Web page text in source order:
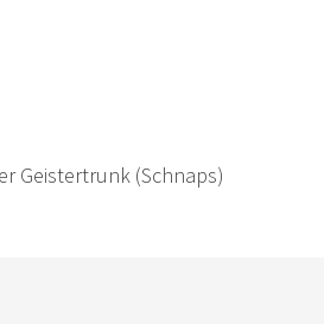
Geistertrunk (Schnaps)